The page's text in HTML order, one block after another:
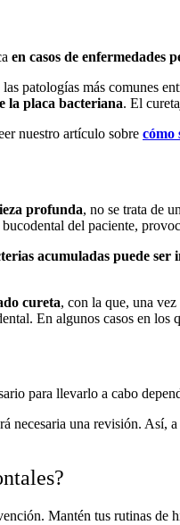
en casos de enfermedades
patologías más comunes
la placa bacteriana. El
nuestro artículo sobre cómo
profunda, no se trata de
del paciente,
acumuladas puede ser
cureta, con la que, una
En algunos casos en
para llevarlo a cabo
necesaria una revisión. Así,
Mantén tus rutinas de